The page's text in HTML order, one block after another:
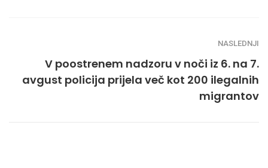
NASLEDNJI
V poostrenem nadzoru v noči iz 6. na 7.
avgust policija prijela več kot 200 ilegalnih
migrantov